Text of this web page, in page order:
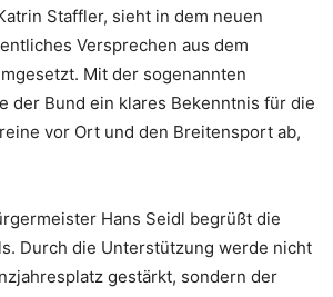
Staffler, sieht in dem neuen
Versprechen aus dem
Mit der sogenannten
der Bund ein klares Bekenntnis für die
vor Ort und den Breitensport ab,
Hans Seidl begrüßt die
Durch die Unterstützung werde nicht
gestärkt, sondern der